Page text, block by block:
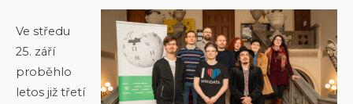
Ve středu
25. září
proběhlo
letos již třetí